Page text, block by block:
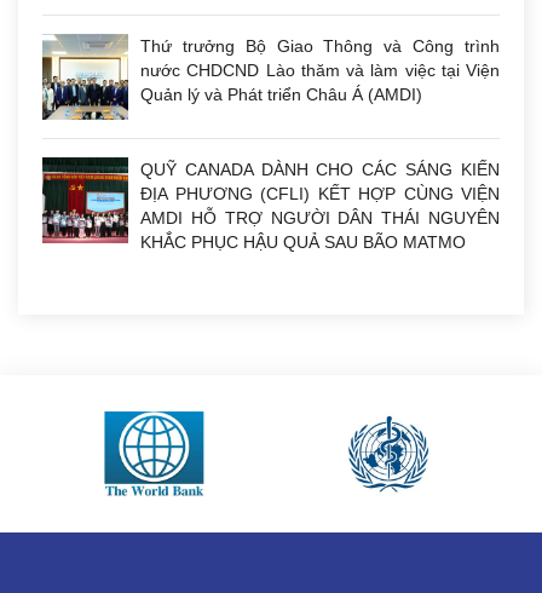
Thứ trưởng Bộ Giao Thông và Công trình
nước CHDCND Lào thăm và làm việc tại Viện
Quản lý và Phát triển Châu Á (AMDI)
QUỸ CANADA DÀNH CHO CÁC SÁNG KIẾN
ĐỊA PHƯƠNG (CFLI) KẾT HỢP CÙNG VIỆN
AMDI HỖ TRỢ NGƯỜI DÂN THÁI NGUYÊN
KHẮC PHỤC HẬU QUẢ SAU BÃO MATMO